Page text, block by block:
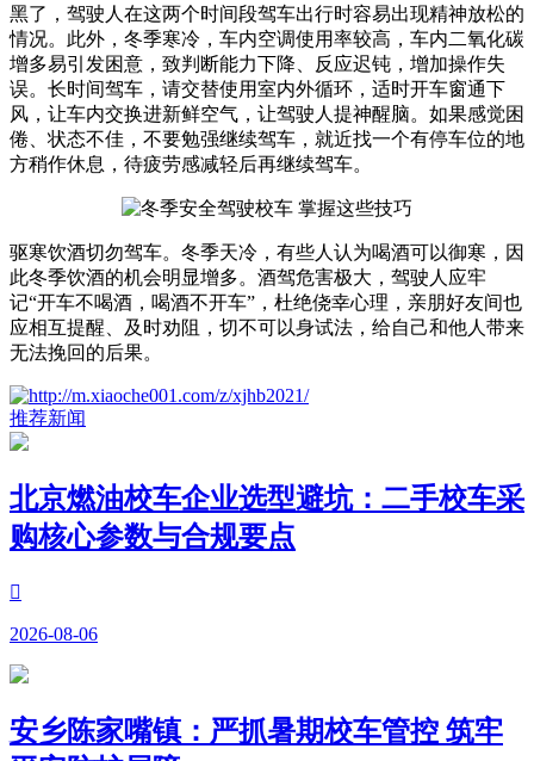
黑了，驾驶人在这两个时间段驾车出行时容易出现精神放松的
情况。此外，冬季寒冷，车内空调使用率较高，车内二氧化碳
增多易引发困意，致判断能力下降、反应迟钝，增加操作失
误。长时间驾车，请交替使用室内外循环，适时开车窗通下
风，让车内交换进新鲜空气，让驾驶人提神醒脑。如果感觉困
倦、状态不佳，不要勉强继续驾车，就近找一个有停车位的地
方稍作休息，待疲劳感减轻后再继续驾车。
驱寒饮酒切勿驾车。冬季天冷，有些人认为喝酒可以御寒，因
此冬季饮酒的机会明显增多。酒驾危害极大，驾驶人应牢
记“开车不喝酒，喝酒不开车”，杜绝侥幸心理，亲朋好友间也
应相互提醒、及时劝阻，切不可以身试法，给自己和他人带来
无法挽回的后果。
推荐新闻
北京燃油校车企业选型避坑：二手校车采
购核心参数与合规要点

2026-08-06
安乡陈家嘴镇：严抓暑期校车管控 筑牢